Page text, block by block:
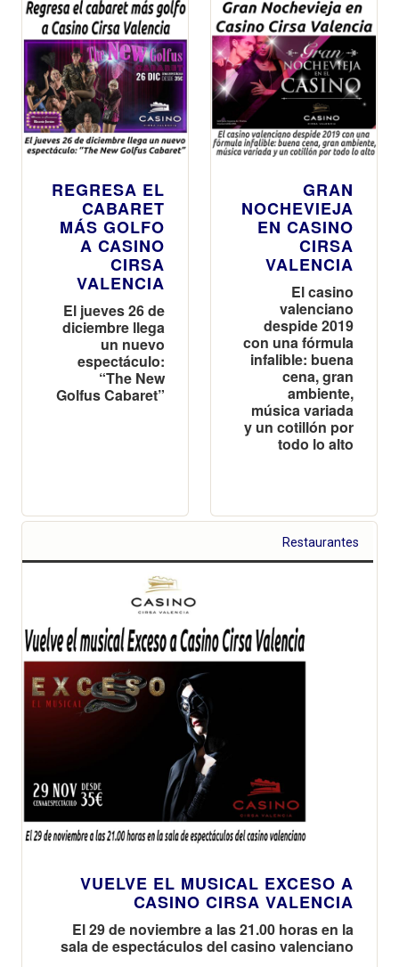
REGRESA EL
CABARET
MÁS GOLFO
A CASINO
CIRSA
VALENCIA
El jueves 26 de
diciembre llega
un nuevo
espectáculo:
“The New
Golfus Cabaret”
GRAN
NOCHEVIEJA
EN CASINO
CIRSA
VALENCIA
El casino
valenciano
despide 2019
con una fórmula
infalible: buena
cena, gran
ambiente,
música variada
y un cotillón por
todo lo alto
Restaurantes
VUELVE EL MUSICAL EXCESO A
CASINO CIRSA VALENCIA
El 29 de noviembre a las 21.00 horas en la
sala de espectáculos del casino valenciano